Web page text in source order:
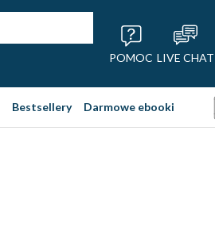
POMOC LIVE CHAT
Bestsellery Darmowe ebooki